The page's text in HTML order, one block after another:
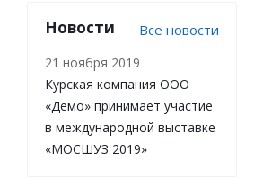
Новости Все новости
21 ноября 2019
Курская компания ООО
«Демо» принимает участие
в международной выставке
«МОСШУЗ 2019»